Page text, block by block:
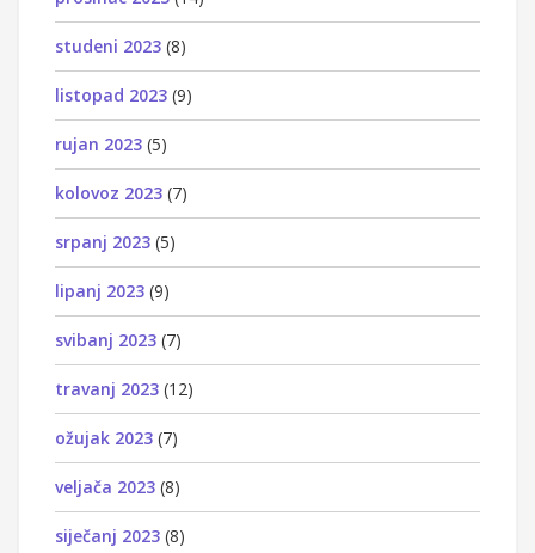
studeni 2023 (8)
listopad 2023 (9)
rujan 2023 (5)
kolovoz 2023 (7)
srpanj 2023 (5)
lipanj 2023 (9)
svibanj 2023 (7)
travanj 2023 (12)
ožujak 2023 (7)
veljača 2023 (8)
siječanj 2023 (8)